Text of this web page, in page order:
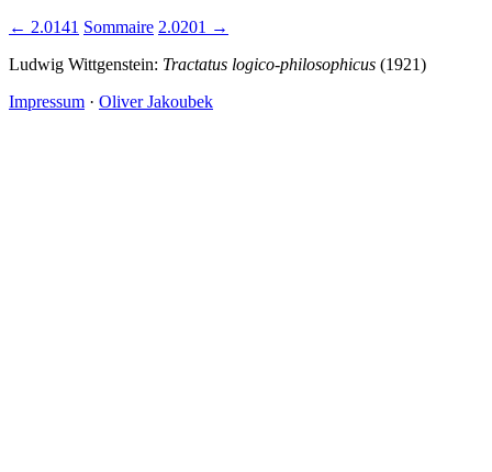
← 2.0141 Sommaire 2.0201 →
Ludwig Wittgenstein: Tractatus logico-philosophicus (1921)
Impressum · Oliver Jakoubek